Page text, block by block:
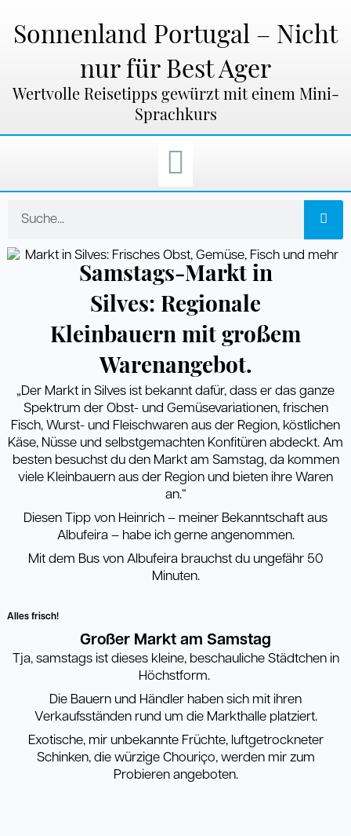
Inhalt
springen
Sonnenland Portugal – Nicht
nur für Best Ager
Wertvolle Reisetipps gewürzt mit einem Mini-
Sprachkurs
Samstags-Markt in
Silves: Regionale
Kleinbauern mit großem
Warenangebot.
„Der Markt in Silves ist bekannt dafür, dass er das ganze
Spektrum der Obst- und Gemüsevariationen, frischen
Fisch, Wurst- und Fleischwaren aus der Region, köstlichen
Käse, Nüsse und selbstgemachten Konfitüren abdeckt. Am
besten besuchst du den Markt am Samstag, da kommen
viele Kleinbauern aus der Region und bieten ihre Waren
an.“
Diesen Tipp von Heinrich – meiner Bekanntschaft aus
Albufeira – habe ich gerne angenommen.
Mit dem Bus von Albufeira brauchst du ungefähr 50
Minuten.
Alles frisch!
Großer Markt am Samstag
Tja, samstags ist dieses kleine, beschauliche Städtchen in
Höchstform.
Die Bauern und Händler haben sich mit ihren
Verkaufsständen rund um die Markthalle platziert.
Exotische, mir unbekannte Früchte, luftgetrockneter
Schinken, die würzige Chouriço, werden mir zum
Probieren angeboten.